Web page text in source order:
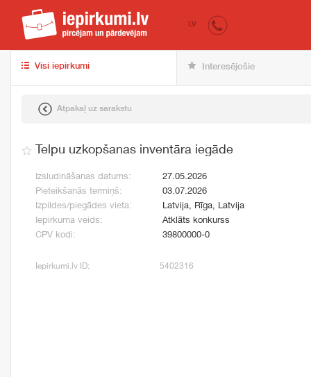
iepirkumi.lv
LV
Visi iepirkumi Interesējošie
Atpakaļ uz sarakstu
Telpu uzkopšanas inventāra iegāde
Izsludināšanas datums:
27.05.2026
Pieteikšanās termiņš:
03.07.2026
Izpildes/piegādes vieta:
Latvija, Rīga, Latvija
Iepirkuma veids:
Atklāts konkurss
CPV kodi:
39800000-0
Iepirkumi.lv ID: 5402316